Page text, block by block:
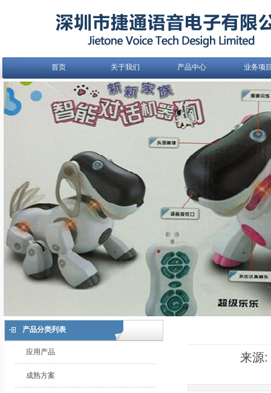
首页 关于我们 产品中心 业务项
产品分类列表
应用产品
成熟方案
来源